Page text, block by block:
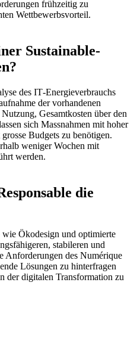
frühzeitig zu
Wettbewerbsvorteil.
Sustainable-
des IT‑Energieverbrauchs
der vorhandenen
Gesamtkosten über den
sich Massnahmen mit hoher
Budgets zu benötigen.
weniger Wochen mit
werden.
die
Ökodesign und optimierte
stabileren und
Anforderungen des Numérique
Lösungen zu hinterfragen
der digitalen Transformation zu